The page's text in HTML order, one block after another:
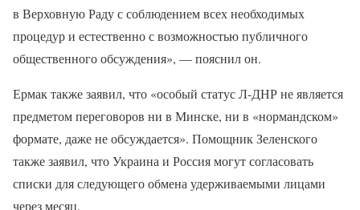
в Верховную Раду с соблюдением всех необходимых
процедур и естественно с возможностью публичного
общественного обсуждения», — пояснил он.
Ермак также заявил, что «особый статус Л-ДНР не является
предметом переговоров ни в Минске, ни в «нормандском»
формате, даже не обсуждается». Помощник Зеленского
также заявил, что Украина и Россия могут согласовать
списки для следующего обмена удерживаемыми лицами
через месяц.